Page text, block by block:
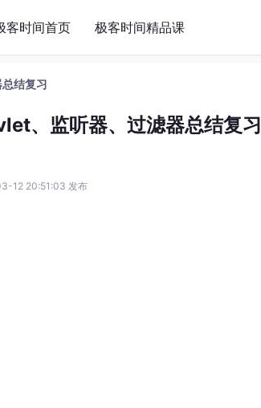
客时间首页 极客时间精品课
结复习
、监听器、过滤器总结复习
12 20:51:03 发布